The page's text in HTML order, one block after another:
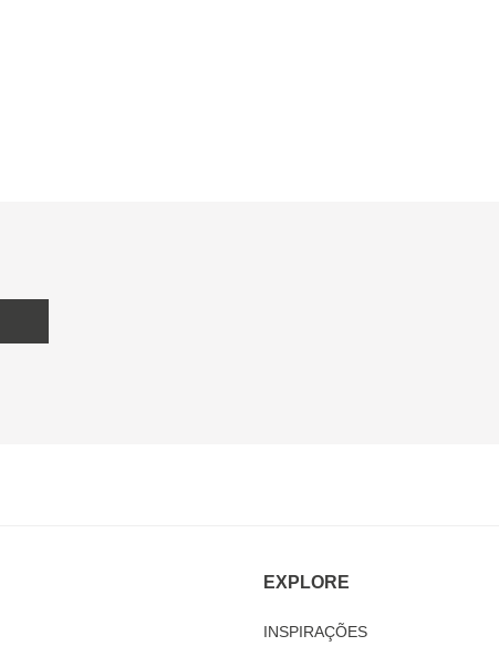
EXPLORE
INSPIRAÇÕES